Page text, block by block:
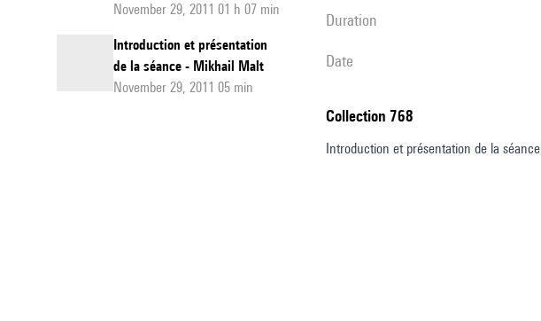
November 29, 2011 01 h 07 min
Introduction et présentation
de la séance - Mikhail Malt
November 29, 2011 05 min
duration
date
Collection 768
Introduction et présentation de la séance